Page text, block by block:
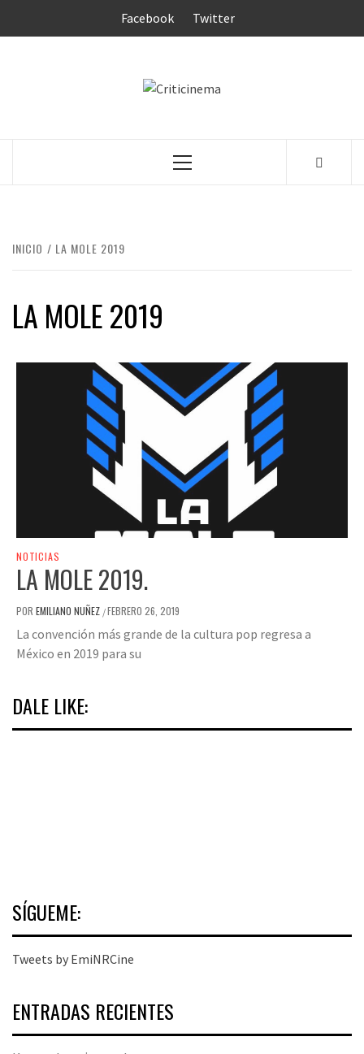
Facebook Twitter
Menú
INICIO LA MOLE 2019
LA MOLE 2019
NOTICIAS
LA MOLE 2019.
POR EMILIANO NUÑEZ /FEBRERO 26, 2019
La convención más grande de la cultura pop regresa a
México en 2019 para su
DALE LIKE:
SÍGUEME:
Tweets by EmiNRCine
ENTRADAS RECIENTES